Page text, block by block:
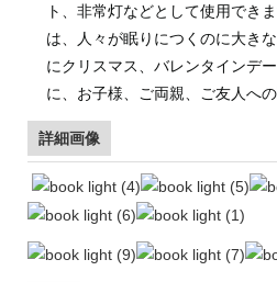
ト、非常灯などとして使用でき
は、人々が眠りにつくのに大き
にクリスマス、バレンタインデ
に、お子様、ご両親、ご友人へ
詳細画像